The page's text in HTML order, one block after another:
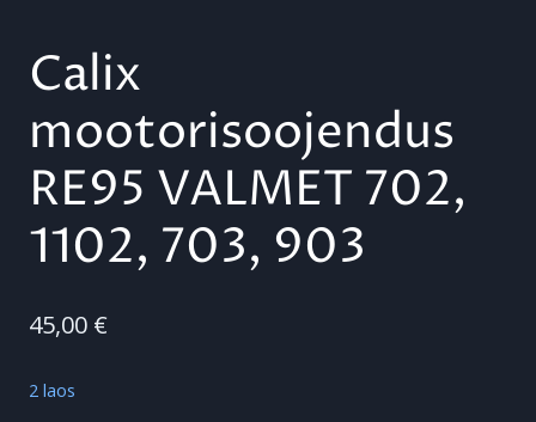
Calix
mootorisoojendus
RE95 VALMET 702,
1102, 703, 903
45,00 €
2 laos